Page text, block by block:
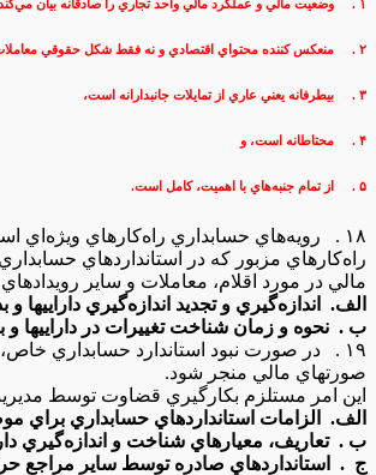
۱ . وضعيت‌ مالي‌ و عملكرد مالي‌ واحد تجاري‌ را صادقانه‌ بيان‌ مي‌كند،
۲ . منعكس‌ كننده‌ محتواي‌ اقتصادي‌ و نه‌ فقط‌ شكل‌ حقوقي‌ معاملات‌ و ساير رويدادهاست‌،
۳ . بيطرفانه‌ يعني‌ عاري‌ از تمايلات‌ جانبدارانه‌ است‌،
۴ . محتاطانه‌ است، و
۵ . از تمام‌ جنبه‌هاي‌ با اهميت‌، كامل‌ است‌.
۱۸ . رويه‌هاي‌ حسابداري‌ راه‌كارهاي‌ ويژه‌اي‌ است‌ كه‌ واحد تجاري‌ براي‌ تهيه‌ و ارائه‌ صورتهاي‌ مالي‌ انتخاب‌ مي‌كند.
راه‌كارهاي‌ مزبور كه‌ در استانداردهاي‌
مالي‌ در مورد اقلام‌، معاملات‌ و ساير
الف. اندازه‌گيري‌ و تجديد اندازه‌گيري‌
ب‌ . نحوه‌ و زمان‌ شناخت‌ تغييرات‌ در داراييها و
۱۹ . در صورت‌ نبود استاندارد حسابداري‌ خاص‌، مديريت‌ رويه‌هايي‌ را بكار مي‌برد كه‌ به‌ ارائه‌ مفيدترين‌ اطلاعات‌ در
صورتهاي‌ مالي‌ منجر شود.
اين‌ امر مستلزم‌ بكارگيري‌ قضاوت‌ توسط‌
الف‌. الزامات‌ استانداردهاي‌ حسابداري‌ براي‌
ب . تعاريف‌، معيارهاي‌ شناخت‌ و اندازه‌گيري‌
ج . استانداردهاي‌ صادره‌ توسط‌ ساير مراجع‌